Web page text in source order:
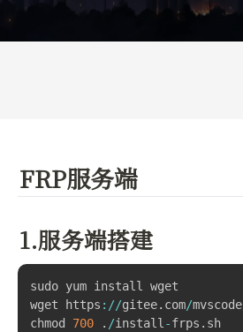
FRP服务端
1.服务端搭建
sudo yum install wget
wget https : //gitee. com/mvscode
chmod 700 . /install -frps . sh